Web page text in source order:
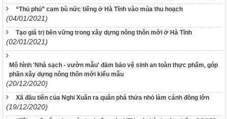
“Thủ phủ” cam bù nức tiếng ở Hà Tĩnh vào mùa thu hoạch
(04/01/2021)
Tạo giá trị bền vững trong xây dựng nông thôn mới ở Hà Tĩnh
(02/01/2021)
Mô hình 'Nhà sạch - vườn mẫu' đảm bảo vệ sinh an toàn thực phẩm, góp
phần xây dựng nông thôn mới kiểu mẫu
(20/12/2020)
Xã đầu tiên của Nghi Xuân ra quân phá thửa nhỏ làm cánh đồng lớn
(19/12/2020)